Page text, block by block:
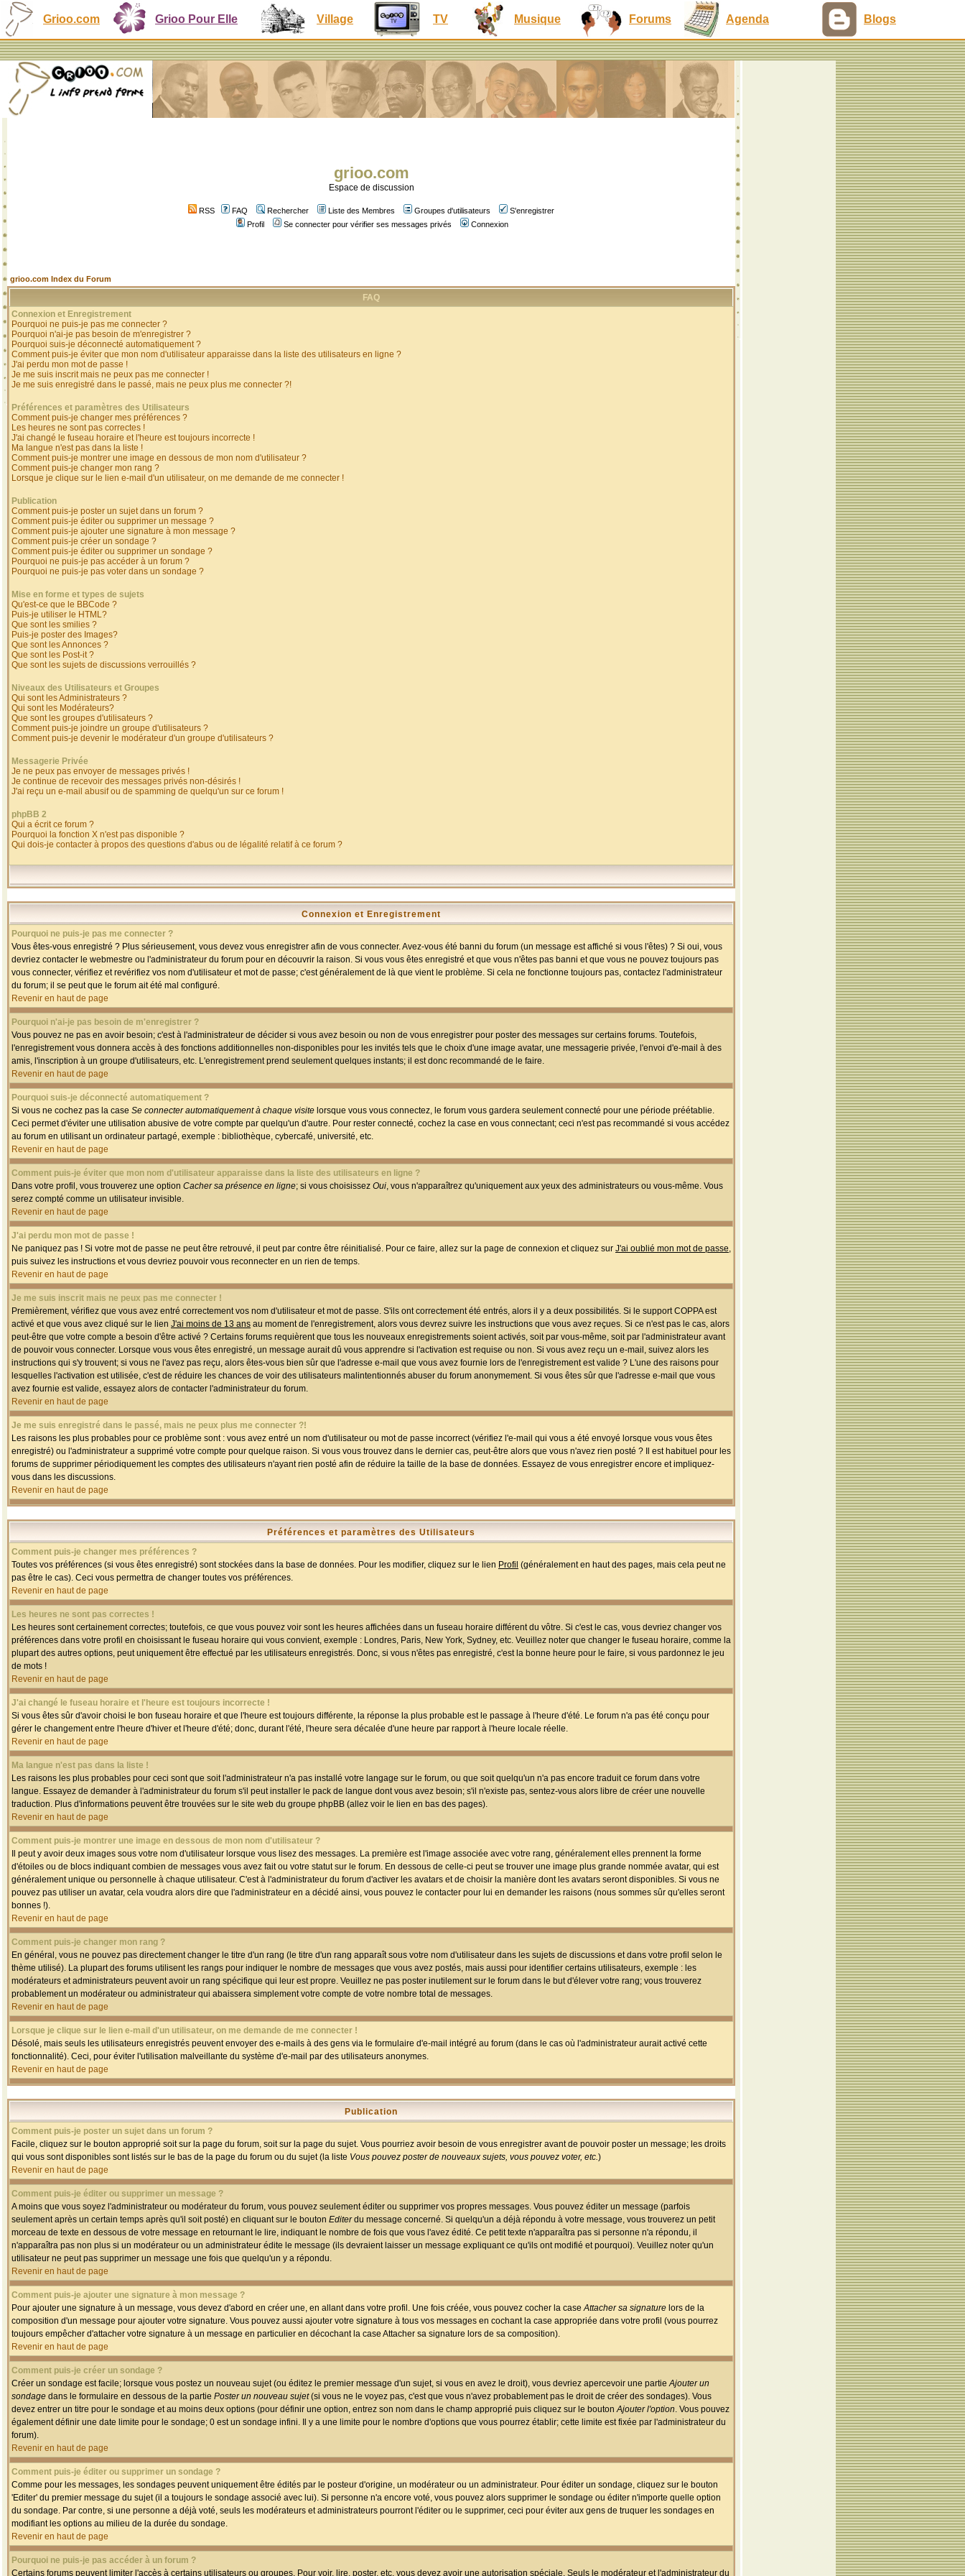
Grioo.com Grioo Pour Elle Village TV Musique Forums Agenda Blogs
grioo.com
Espace de discussion
RSS FAQ Rechercher Liste des Membres Groupes d'utilisateurs
S'enregistrer
Profil
Se connecter pour vérifier ses messages privés Connexion
grioo.com Index du Forum
FAQ
Connexion et Enregistrement
Pourquoi ne puis-je pas me connecter ?
Pourquoi n'ai-je pas besoin de m'enregistrer ?
Pourquoi suis-je déconnecté automatiquement ?
Comment puis-je éviter que mon nom d'utilisateur apparaisse dans la liste des utilisateurs en ligne ?
J'ai perdu mon mot de passe !
Je me suis inscrit mais ne peux pas me connecter !
Je me suis enregistré dans le passé, mais ne peux plus me connecter ?!
Préférences et paramètres des Utilisateurs
Comment puis-je changer mes préférences ?
Les heures ne sont pas correctes !
J'ai changé le fuseau horaire et l'heure est toujours incorrecte !
Ma langue n'est pas dans la liste !
Comment puis-je montrer une image en dessous de mon nom d'utilisateur ?
Comment puis-je changer mon rang ?
Lorsque je clique sur le lien e-mail d'un utilisateur, on me demande de me connecter !
Publication
Comment puis-je poster un sujet dans un forum ?
Comment puis-je éditer ou supprimer un message ?
Comment puis-je ajouter une signature à mon message ?
Comment puis-je créer un sondage ?
Comment puis-je éditer ou supprimer un sondage ?
Pourquoi ne puis-je pas accéder à un forum ?
Pourquoi ne puis-je pas voter dans un sondage ?
Mise en forme et types de sujets
Qu'est-ce que le BBCode ?
Puis-je utiliser le HTML?
Que sont les smilies ?
Puis-je poster des Images?
Que sont les Annonces ?
Que sont les Post-it ?
Que sont les sujets de discussions verrouillés ?
Niveaux des Utilisateurs et Groupes
Qui sont les Administrateurs ?
Qui sont les Modérateurs?
Que sont les groupes d'utilisateurs ?
Comment puis-je joindre un groupe d'utilisateurs ?
Comment puis-je devenir le modérateur d'un groupe d'utilisateurs ?
Messagerie Privée
Je ne peux pas envoyer de messages privés !
Je continue de recevoir des messages privés non-désirés !
J'ai reçu un e-mail abusif ou de spamming de quelqu'un sur ce forum !
phpBB 2
Qui a écrit ce forum ?
Pourquoi la fonction X n'est pas disponible ?
Qui dois-je contacter à propos des questions d'abus ou de légalité relatif à ce forum ?
Connexion et Enregistrement
Pourquoi ne puis-je pas me connecter ?
Vous êtes-vous enregistré ? Plus sérieusement, vous devez vous enregistrer afin de vous connecter. Avez-vous été banni du forum (un message est affiché si vous l'êtes) ? Si oui, vous
devriez contacter le webmestre ou l'administrateur du forum pour en découvrir la raison. Si vous vous êtes enregistré et que vous n'êtes pas banni et que vous ne pouvez toujours pas
vous connecter, vérifiez et revérifiez vos nom d'utilisateur et mot de passe; c'est généralement de là que vient le problème. Si cela ne fonctionne toujours pas, contactez l'administrateur
du forum; il se peut que le forum ait été mal configuré.
Revenir en haut de page
Pourquoi n'ai-je pas besoin de m'enregistrer ?
Vous pouvez ne pas en avoir besoin; c'est à l'administrateur de décider si vous avez besoin ou non de vous enregistrer pour poster des messages sur certains forums. Toutefois,
l'enregistrement vous donnera accès à des fonctions additionnelles non-disponibles pour les invités tels que le choix d'une image avatar, une messagerie privée, l'envoi d'e-mail à des
amis, l'inscription à un groupe d'utilisateurs, etc. L'enregistrement prend seulement quelques instants; il est donc recommandé de le faire.
Revenir en haut de page
Pourquoi suis-je déconnecté automatiquement ?
Si vous ne cochez pas la case Se connecter automatiquement à chaque visite lorsque vous vous connectez, le forum vous gardera seulement connecté pour une période préétablie.
Ceci permet d'éviter une utilisation abusive de votre compte par quelqu'un d'autre. Pour rester connecté, cochez la case en vous connectant; ceci n'est pas recommandé si vous accédez
au forum en utilisant un ordinateur partagé, exemple : bibliothèque, cybercafé, université, etc.
Revenir en haut de page
Comment puis-je éviter que mon nom d'utilisateur apparaisse dans la liste des utilisateurs en ligne ?
Dans votre profil, vous trouverez une option Cacher sa présence en ligne; si vous choisissez Oui, vous n'apparaîtrez qu'uniquement aux yeux des administrateurs ou vous-même. Vous
serez compté comme un utilisateur invisible.
Revenir en haut de page
J'ai perdu mon mot de passe !
Ne paniquez pas ! Si votre mot de passe ne peut être retrouvé, il peut par contre être réinitialisé. Pour ce faire, allez sur la page de connexion et cliquez sur J'ai oublié mon mot de passe,
puis suivez les instructions et vous devriez pouvoir vous reconnecter en un rien de temps.
Revenir en haut de page
Je me suis inscrit mais ne peux pas me connecter !
Premièrement, vérifiez que vous avez entré correctement vos nom d'utilisateur et mot de passe. S'ils ont correctement été entrés, alors il y a deux possibilités. Si le support COPPA est
activé et que vous avez cliqué sur le lien J'ai moins de 13 ans au moment de l'enregistrement, alors vous devrez suivre les instructions que vous avez reçues. Si ce n'est pas le cas, alors
peut-être que votre compte a besoin d'être activé ? Certains forums requièrent que tous les nouveaux enregistrements soient activés, soit par vous-même, soit par l'administrateur avant
de pouvoir vous connecter. Lorsque vous vous êtes enregistré, un message aurait dû vous apprendre si l'activation est requise ou non. Si vous avez reçu un e-mail, suivez alors les
instructions qui s'y trouvent; si vous ne l'avez pas reçu, alors êtes-vous bien sûr que l'adresse e-mail que vous avez fournie lors de l'enregistrement est valide ? L'une des raisons pour
lesquelles l'activation est utilisée, c'est de réduire les chances de voir des utilisateurs malintentionnés abuser du forum anonymement. Si vous êtes sûr que l'adresse e-mail que vous
avez fournie est valide, essayez alors de contacter l'administrateur du forum.
Revenir en haut de page
Je me suis enregistré dans le passé, mais ne peux plus me connecter ?!
Les raisons les plus probables pour ce problème sont : vous avez entré un nom d'utilisateur ou mot de passe incorrect (vérifiez l'e-mail qui vous a été envoyé lorsque vous vous êtes
enregistré) ou l'administrateur a supprimé votre compte pour quelque raison. Si vous vous trouvez dans le dernier cas, peut-être alors que vous n'avez rien posté ? Il est habituel pour les
forums de supprimer périodiquement les comptes des utilisateurs n'ayant rien posté afin de réduire la taille de la base de données. Essayez de vous enregistrer encore et impliquez-
vous dans les discussions.
Revenir en haut de page
Préférences et paramètres des Utilisateurs
Comment puis-je changer mes préférences ?
Toutes vos préférences (si vous êtes enregistré) sont stockées dans la base de données. Pour les modifier, cliquez sur le lien Profil (généralement en haut des pages, mais cela peut ne
pas être le cas). Ceci vous permettra de changer toutes vos préférences.
Revenir en haut de page
Les heures ne sont pas correctes !
Les heures sont certainement correctes; toutefois, ce que vous pouvez voir sont les heures affichées dans un fuseau horaire différent du vôtre. Si c'est le cas, vous devriez changer vos
préférences dans votre profil en choisissant le fuseau horaire qui vous convient, exemple : Londres, Paris, New York, Sydney, etc. Veuillez noter que changer le fuseau horaire, comme la
plupart des autres options, peut uniquement être effectué par les utilisateurs enregistrés. Donc, si vous n'êtes pas enregistré, c'est la bonne heure pour le faire, si vous pardonnez le jeu
de mots !
Revenir en haut de page
J'ai changé le fuseau horaire et l'heure est toujours incorrecte !
Si vous êtes sûr d'avoir choisi le bon fuseau horaire et que l'heure est toujours différente, la réponse la plus probable est le passage à l'heure d'été. Le forum n'a pas été conçu pour
gérer le changement entre l'heure d'hiver et l'heure d'été; donc, durant l'été, l'heure sera décalée d'une heure par rapport à l'heure locale réelle.
Revenir en haut de page
Ma langue n'est pas dans la liste !
Les raisons les plus probables pour ceci sont que soit l'administrateur n'a pas installé votre langage sur le forum, ou que soit quelqu'un n'a pas encore traduit ce forum dans votre
langue. Essayez de demander à l'administrateur du forum s'il peut installer le pack de langue dont vous avez besoin; s'il n'existe pas, sentez-vous alors libre de créer une nouvelle
traduction. Plus d'informations peuvent être trouvées sur le site web du groupe phpBB (allez voir le lien en bas des pages).
Revenir en haut de page
Comment puis-je montrer une image en dessous de mon nom d'utilisateur ?
Il peut y avoir deux images sous votre nom d'utilisateur lorsque vous lisez des messages. La première est l'image associée avec votre rang, généralement elles prennent la forme
d'étoiles ou de blocs indiquant combien de messages vous avez fait ou votre statut sur le forum. En dessous de celle-ci peut se trouver une image plus grande nommée avatar, qui est
généralement unique ou personnelle à chaque utilisateur. C'est à l'administrateur du forum d'activer les avatars et de choisir la manière dont les avatars seront disponibles. Si vous ne
pouvez pas utiliser un avatar, cela voudra alors dire que l'administrateur en a décidé ainsi, vous pouvez le contacter pour lui en demander les raisons (nous sommes sûr qu'elles seront
bonnes !).
Revenir en haut de page
Comment puis-je changer mon rang ?
En général, vous ne pouvez pas directement changer le titre d'un rang (le titre d'un rang apparaît sous votre nom d'utilisateur dans les sujets de discussions et dans votre profil selon le
thème utilisé). La plupart des forums utilisent les rangs pour indiquer le nombre de messages que vous avez postés, mais aussi pour identifier certains utilisateurs, exemple : les
modérateurs et administrateurs peuvent avoir un rang spécifique qui leur est propre. Veuillez ne pas poster inutilement sur le forum dans le but d'élever votre rang; vous trouverez
probablement un modérateur ou administrateur qui abaissera simplement votre compte de votre nombre total de messages.
Revenir en haut de page
Lorsque je clique sur le lien e-mail d'un utilisateur, on me demande de me connecter !
Désolé, mais seuls les utilisateurs enregistrés peuvent envoyer des e-mails à des gens via le formulaire d'e-mail intégré au forum (dans le cas où l'administrateur aurait activé cette
fonctionnalité). Ceci, pour éviter l'utilisation malveillante du système d'e-mail par des utilisateurs anonymes.
Revenir en haut de page
Publication
Comment puis-je poster un sujet dans un forum ?
Facile, cliquez sur le bouton approprié soit sur la page du forum, soit sur la page du sujet. Vous pourriez avoir besoin de vous enregistrer avant de pouvoir poster un message; les droits
qui vous sont disponibles sont listés sur le bas de la page du forum ou du sujet (la liste Vous pouvez poster de nouveaux sujets, vous pouvez voter, etc.)
Revenir en haut de page
Comment puis-je éditer ou supprimer un message ?
A moins que vous soyez l'administrateur ou modérateur du forum, vous pouvez seulement éditer ou supprimer vos propres messages. Vous pouvez éditer un message (parfois
seulement après un certain temps après qu'il soit posté) en cliquant sur le bouton Editerdu message concerné. Si quelqu'un a déjà répondu à votre message, vous trouverez un petit
morceau de texte en dessous de votre message en retournant le lire, indiquant le nombre de fois que vous l'avez édité. Ce petit texte n'apparaîtra pas si personne n'a répondu, il
n'apparaîtra pas non plus si un modérateur ou un administrateur édite le message (ils devraient laisser un message expliquant ce qu'ils ont modifié et pourquoi). Veuillez noter qu'un
utilisateur ne peut pas supprimer un message une fois que quelqu'un y a répondu.
Revenir en haut de page
Comment puis-je ajouter une signature à mon message ?
Pour ajouter une signature à un message, vous devez d'abord en créer une, en allant dans votre profil. Une fois créée, vous pouvez cocher la caseAttacher sa signature lors de la
composition d'un message pour ajouter votre signature. Vous pouvez aussi ajouter votre signature à tous vos messages en cochant la case appropriée dans votre profil (vous pourrez
toujours empêcher d'attacher votre signature à un message en particulier en décochant la case Attacher sa signature lors de sa composition).
Revenir en haut de page
Comment puis-je créer un sondage ?
Créer un sondage est facile; lorsque vous postez un nouveau sujet (ou éditez le premier message d'un sujet, si vous en avez le droit), vous devriez apercevoir une partieAjouter un
sondage dans le formulaire en dessous de la partie Poster un nouveau sujet(si vous ne le voyez pas, c'est que vous n'avez probablement pas le droit de créer des sondages). Vous
devez entrer un titre pour le sondage et au moins deux options (pour définir une option, entrez son nom dans le champ approprié puis cliquez sur le boutonAjouter l'option. Vous pouvez
également définir une date limite pour le sondage; 0 est un sondage infini. Il y a une limite pour le nombre d'options que vous pourrez établir; cette limite est fixée par l'administrateur du
forum).
Revenir en haut de page
Comment puis-je éditer ou supprimer un sondage ?
Comme pour les messages, les sondages peuvent uniquement être édités par le posteur d'origine, un modérateur ou un administrateur. Pour éditer un sondage, cliquez sur le bouton
'Editer' du premier message du sujet (il a toujours le sondage associé avec lui). Si personne n'a encore voté, vous pouvez alors supprimer le sondage ou éditer n'importe quelle option
du sondage. Par contre, si une personne a déjà voté, seuls les modérateurs et administrateurs pourront l'éditer ou le supprimer, ceci pour éviter aux gens de truquer les sondages en
modifiant les options au milieu de la durée du sondage.
Revenir en haut de page
Pourquoi ne puis-je pas accéder à un forum ?
Certains forums peuvent limiter l'accès à certains utilisateurs ou groupes. Pour voir, lire, poster, etc. vous devez avoir une autorisation spéciale. Seuls le modérateur et l'administrateur du